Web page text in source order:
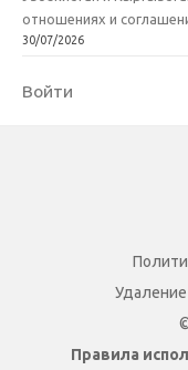
отношениях и
30/07/2026
Войти
Правила